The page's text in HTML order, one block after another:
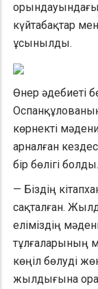
күйтабақтар
ұсынылды.
Өнер әдебиеті
көрнекті
арналған
бір бөлігі болды.
— Біздің
сақталған.
еліміздің
тұлғаларының
көңіл бөлуді
жылдығына